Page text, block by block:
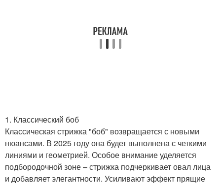
Тенденции в стрижках
1. Классический боб
Классическая стрижка "боб" возвращается с новыми
нюансами. В 2025 году она будет выполнена с четкими
линиями и геометрией. Особое внимание уделяется
подбородочной зоне – стрижка подчеркивает овал лица
и добавляет элегантности. Усиливают эффект прящие